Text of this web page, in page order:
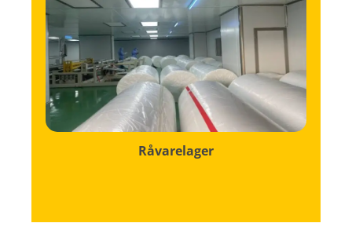
Råvarelager
Råvarelageret hos Sheet Whisper er et
omhyggeligt organiseret rum dedikeret til
opbevaring af de væsentlige ingredienser
til vores tørreplader.